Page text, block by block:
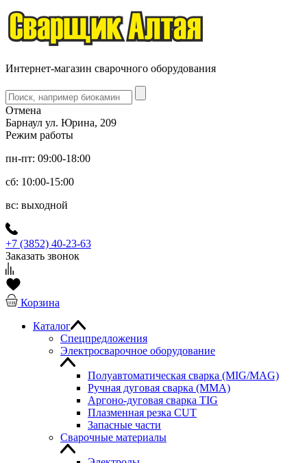
Интернет-магазин сварочного оборудования
Отмена
Барнаул ул. Юрина, 209
Режим работы
пн-пт: 09:00-18:00
сб: 10:00-15:00
вс: выходной
+7 (3852) 40-23-63
Заказать звонок
Корзина
Каталог
Спецпредложения
Электросварочное оборудование
Полуавтоматическая сварка (MIG/MAG)
Ручная дуговая сварка (MMA)
Аргоно-дуговая сварка TIG
Плазменная резка CUT
Запасные части
Сварочные материалы